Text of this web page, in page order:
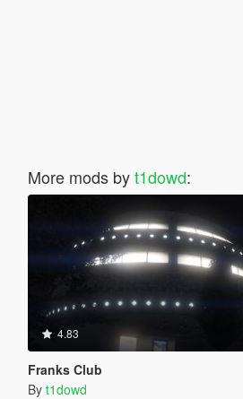
More mods byt1dowd:
4.83
Franks Club
By t1dowd